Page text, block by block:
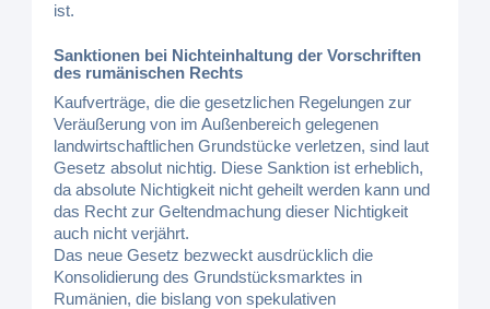
ist.
Sanktionen bei Nichteinhaltung der Vorschriften
des rumänischen Rechts
Kaufverträge, die die gesetzlichen Regelungen zur
Veräußerung von im Außenbereich gelegenen
landwirtschaftlichen Grundstücke verletzen, sind laut
Gesetz absolut nichtig. Diese Sanktion ist erheblich,
da absolute Nichtigkeit nicht geheilt werden kann und
das Recht zur Geltendmachung dieser Nichtigkeit
auch nicht verjährt.
Das neue Gesetz bezweckt ausdrücklich die
Konsolidierung des Grundstücksmarktes in
Rumänien, die bislang von spekulativen